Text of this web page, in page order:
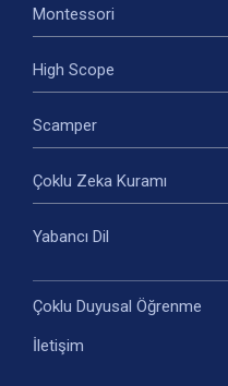
Montessori
High Scope
Scamper
Çoklu Zeka Kuramı
Yabancı Dil
Çoklu Duyusal Öğrenme
İletişim